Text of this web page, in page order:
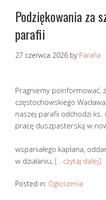
Podziękowania za
parafii
27 czerwca 2026 by Parafia
Pragniemy poinformować,
częstochowskiego
naszej parafii odchodzi
pracę
Dzisiaj
wspaniałego kapłana,
w działaniu, [...czytaj dalej]
Posted in: Ogłoszenia